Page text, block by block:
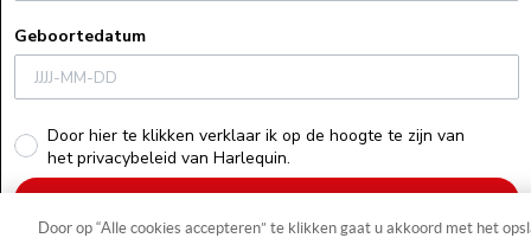
Door op “Alle cookies accepteren” te klikken gaat u akkoord met het
Geboortedatum
Door hier te klikken verklaar ik op de hoogte te zijn van
het privacybeleid van Harlequin.
Schrijf je nu in!